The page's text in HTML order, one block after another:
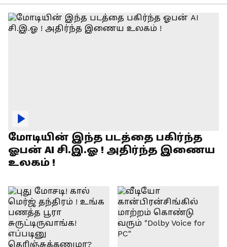
மோடியின் இந்த படத்தை பகிர்ந்த
ஓபன் AI சி.இ.ஓ ! அதிர்ந்த இணைய
உலகம் !